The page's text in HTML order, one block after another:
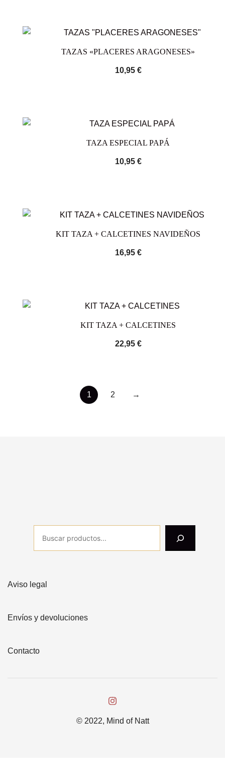
TAZAS «PLACERES ARAGONESES»
10,95 €
TAZA ESPECIAL PAPÁ
10,95 €
KIT TAZA + CALCETINES NAVIDEÑOS
16,95 €
KIT TAZA + CALCETINES
22,95 €
1 2 →
Aviso legal
Envíos y devoluciones
Contacto
© 2022, Mind of Natt